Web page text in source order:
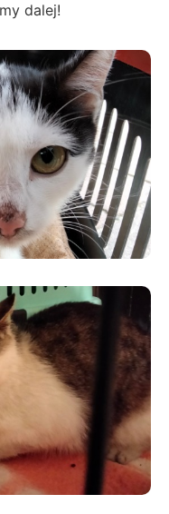
dalej!